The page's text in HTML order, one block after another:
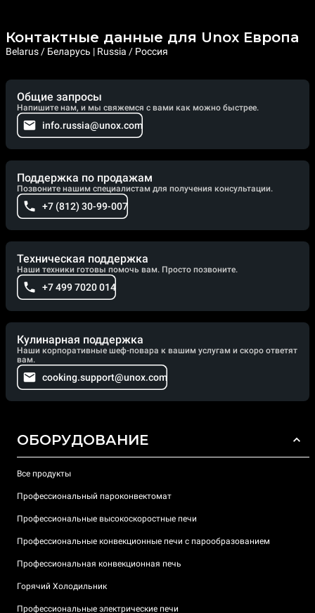
Контактные данные для Unox Европа
Belarus / Беларусь | Russia / Россия
Общие запросы
Напишите нам, и мы свяжемся с вами как можно быстрее.
info.russia@unox.com
Поддержка по продажам
Позвоните нашим специалистам для получения консультации.
+7 (812) 30-99-007
Техническая поддержка
Наши техники готовы помочь вам. Просто позвоните.
+7 499 7020 014
Кулинарная поддержка
Наши корпоративные шеф-повара к вашим услугам и скоро ответят
вам.
cooking.support@unox.com
ОБОРУДОВАНИЕ
Все продукты
Профессиональный пароконвектомат
Профессиональные высокоскоростные печи
Профессиональные конвекционные печи с парообразованием
Профессиональная конвекционная печь
Горячий Холодильник
Профессиональные электрические печи